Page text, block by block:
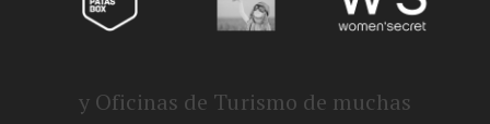
y Oficinas de Turismo de muchas